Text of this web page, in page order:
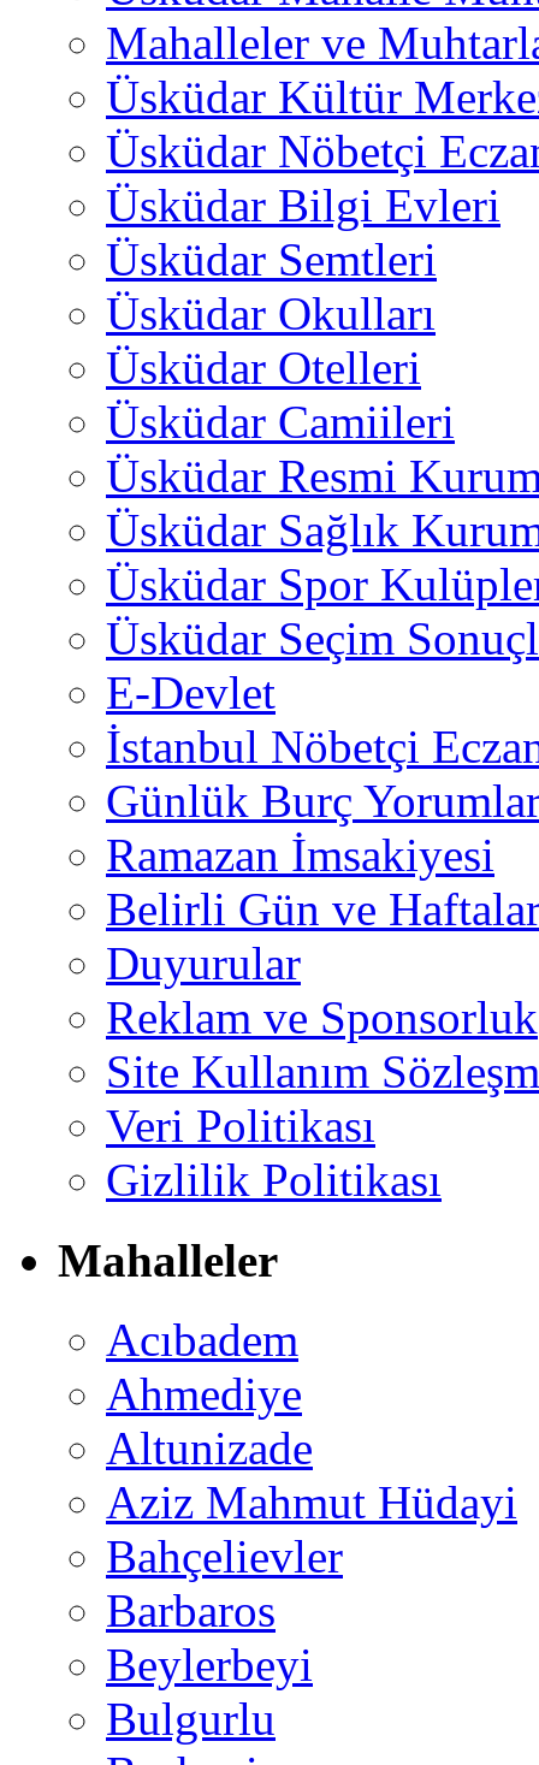
Mahalleler ve
Üsküdar Kültür
Üsküdar Nöbetçi
Üsküdar Bilgi Evleri
Üsküdar Semtleri
Üsküdar Okulları
Üsküdar Otelleri
Üsküdar Camiileri
Üsküdar Resmi
Üsküdar Sağlık
Üsküdar Spor
Üsküdar Seçim
E-Devlet
İstanbul Nöbetçi
Günlük Burç
Ramazan İmsakiyesi
Belirli Gün ve
Duyurular
Reklam ve Sponsorluk
Site Kullanım
Veri Politikası
Gizlilik Politikası
Mahalleler
Acıbadem
Ahmediye
Altunizade
Aziz Mahmut Hüdayi
Bahçelievler
Barbaros
Beylerbeyi
Bulgurlu